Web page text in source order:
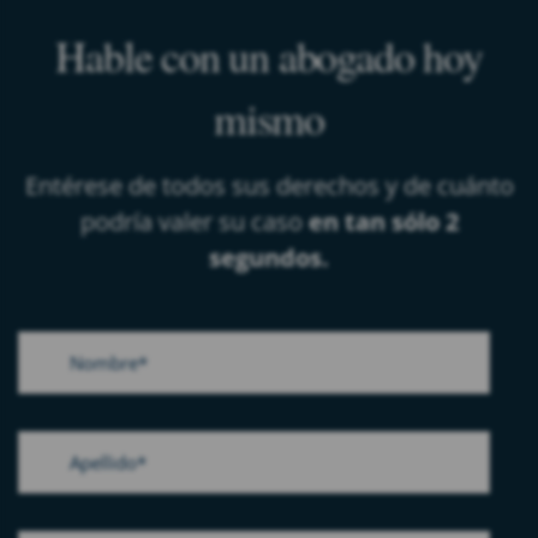
Hable con un abogado hoy
mismo
Entérese de todos sus derechos y de cuánto
podría valer su casoen tan sólo 2
segundos.